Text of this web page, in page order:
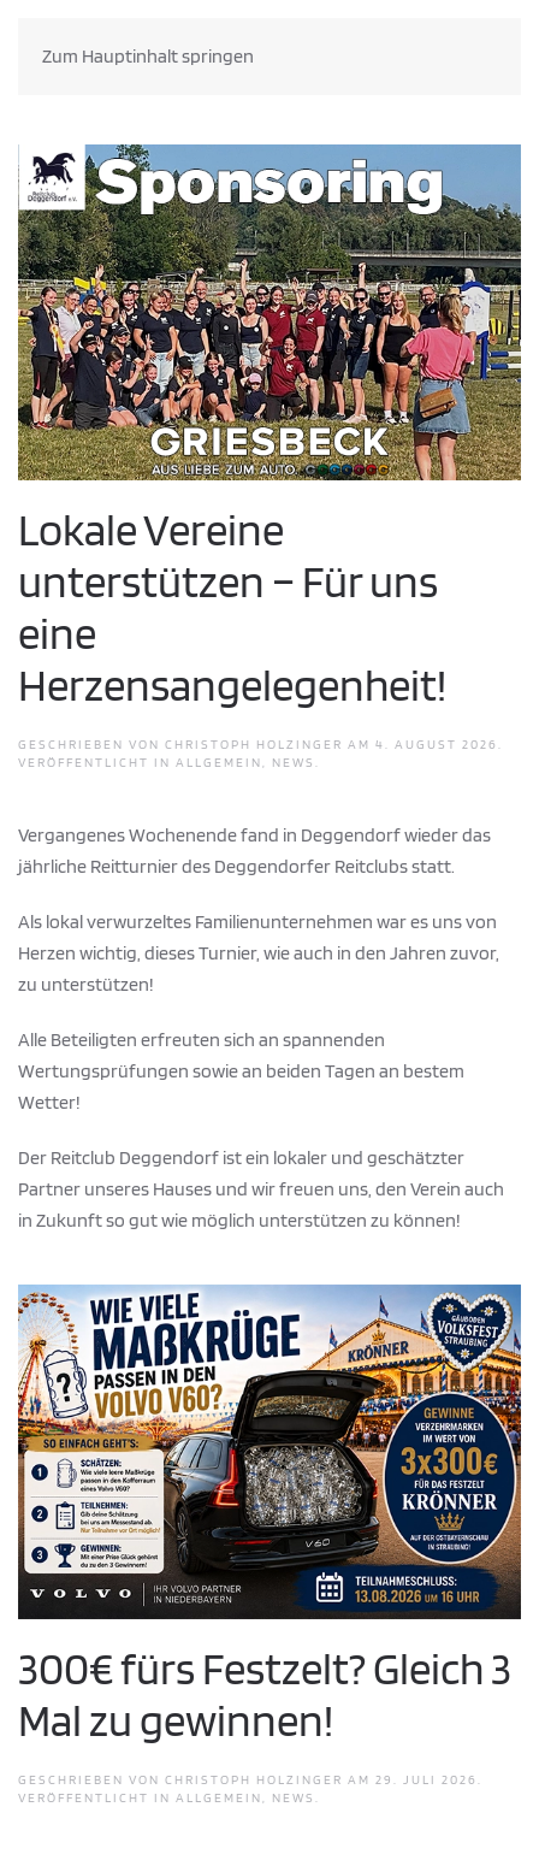
Zum Hauptinhalt springen
Lokale Vereine
unterstützen – Für uns
eine
Herzensangelegenheit!
GESCHRIEBEN VON CHRISTOPH HOLZINGER AM 4. AUGUST 2026
VERÖFFENTLICHT IN ALLGEMEIN NEWS
Vergangenes Wochenende fand in Deggendorf wieder das
jährliche Reitturnier des Deggendorfer Reitclubs statt.
Als lokal verwurzeltes Familienunternehmen war es uns von
Herzen wichtig, dieses Turnier, wie auch in den Jahren zuvor,
zu unterstützen!
Alle Beteiligten erfreuten sich an spannenden
Wertungsprüfungen sowie an beiden Tagen an bestem
Wetter!
Der Reitclub Deggendorf ist ein lokaler und geschätzter
Partner unseres Hauses und wir freuen uns, den Verein auch
in Zukunft so gut wie möglich unterstützen zu können!
300€ fürs Festzelt? Gleich 3
Mal zu gewinnen!
GESCHRIEBEN VON CHRISTOPH HOLZINGER AM 29. JULI 2026 .
VERÖFFENTLICHT IN ALLGEMEIN, NEWS .